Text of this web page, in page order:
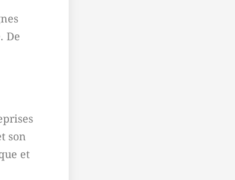
De
son
et